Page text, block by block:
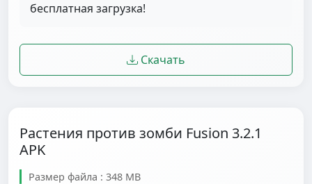
бесплатная загрузка!
Скачать
Растения против зомби Fusion 3.2.1
APK
Размер файла : 348 MB